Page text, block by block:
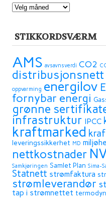
ARKIV
STIKKORDSVÆRM
AMS avsavnsverdi CO2
distribusjonsnett
oppvarming energilov
fornybar energi
grønne
infrastruktur IPCC
kraftmarked
leveringssikkerhet MD
nettkostnader
Samkjøringen Samlet Plan Sima-
Statnett strømfaktura
strømleverandør
tap i strømnettet